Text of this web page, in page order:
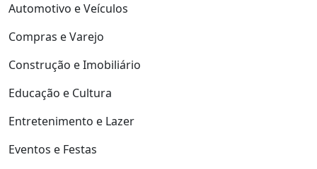
Automotivo e Veículos
Compras e Varejo
Construção e Imobiliário
Educação e Cultura
Entretenimento e Lazer
Eventos e Festas